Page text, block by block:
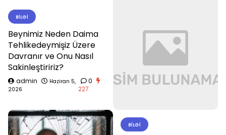
BILGI
Beynimiz Neden Daima
Tehlikedeymişiz Üzere
Davranır ve Onu Nasıl
Sakinleştiririz?
admin
Haziran 5,
2026
0
227
BILGI